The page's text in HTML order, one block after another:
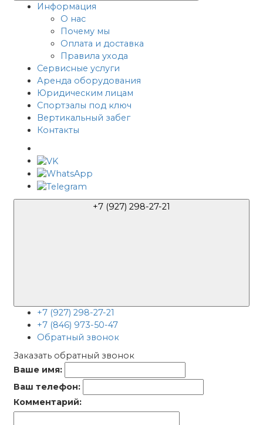
Информация
О нас
Почему мы
Оплата и доставка
Правила ухода
Сервисные услуги
Аренда оборудования
Юридическим лицам
Спортзалы под ключ
Вертикальный забег
Контакты
+7 (927) 298-27-21
+7 (846) 973-50-47
Обратный звонок
Заказать обратный звонок
Ваше имя:
Ваш телефон:
Комментарий: